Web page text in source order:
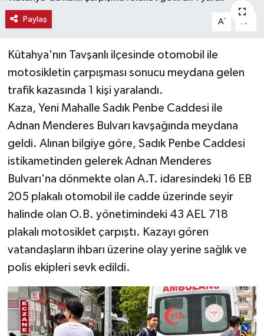
Paylaş A- A
Kütahya'nın Tavşanlı ilçesinde otomobil ile
motosikletin çarpışması sonucu meydana gelen
trafik kazasında 1 kişi yaralandı.
Kaza, Yeni Mahalle Sadık Penbe Caddesi ile
Adnan Menderes Bulvarı kavşağında meydana
geldi. Alınan bilgiye göre, Sadık Penbe Caddesi
istikametinden gelerek Adnan Menderes
Bulvarı'na dönmekte olan A.T. idaresindeki 16 EB
205 plakalı otomobil ile cadde üzerinde seyir
halinde olan O.B. yönetimindeki 43 AEL 718
plakalı motosiklet çarpıştı. Kazayı gören
vatandaşların ihbarı üzerine olay yerine sağlık ve
polis ekipleri sevk edildi.
Haber
Kültür-Sanat
Magazin
Sağlık
Seri İlan
Spor